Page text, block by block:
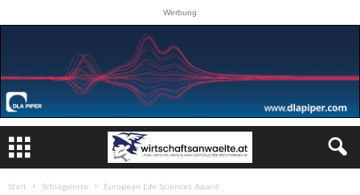
Werbung
Start Schlagworte European Life Sciences Award